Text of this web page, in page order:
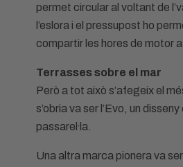
permet circular al voltant de
l’eslora i el pressupost ho
compartir les hores de motor
Terrasses sobre el mar
Però a tot això s’afegeix el
s’obria va ser l’Evo, un
passarel·la.
Una altra marca pionera va